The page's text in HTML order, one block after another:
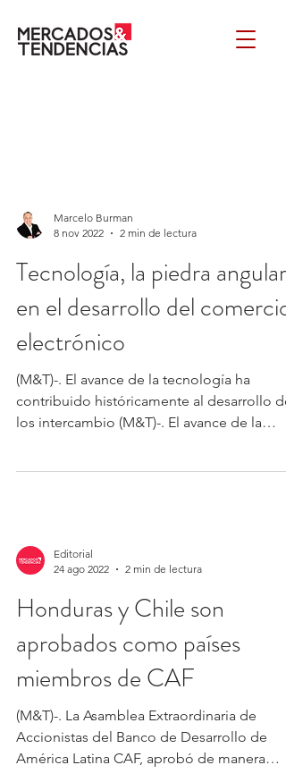
Marcelo Burman
8 nov 2022
2 min de lectura
Tecnología, la piedra angular
en el desarrollo del comercio
electrónico
(M&T)-. El avance de la tecnología ha
contribuido históricamente al desarrollo de
los intercambio (M&T)-. El avance de la
Editorial
24 ago 2022
2 min de lectura
Honduras y Chile son
aprobados como países
miembros de CAF
(M&T)-. La Asamblea Extraordinaria de
Accionistas del Banco de Desarrollo de
América Latina CAF, aprobó de manera